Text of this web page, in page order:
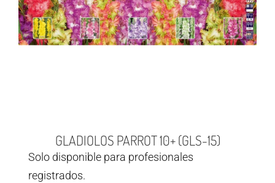
GLADIOLOS PARROT 10+ (GLS-15)
Solo disponible para profesionales
registrados.